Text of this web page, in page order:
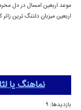
موعد اربعین امسال در دل
اربعین میزبان دلتنگ ترین زائر
نماهنگ یا
بازدیدها: 9